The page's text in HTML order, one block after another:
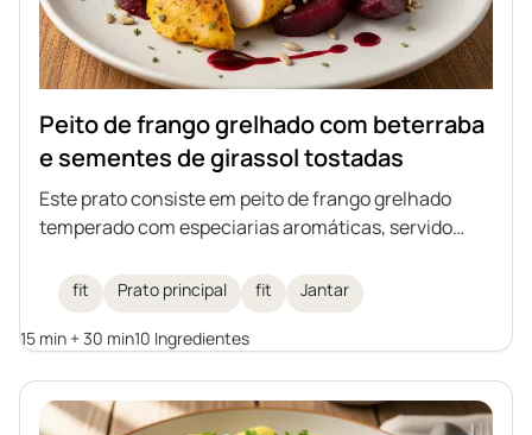
Peito de frango grelhado com beterraba
e sementes de girassol tostadas
Este prato consiste em peito de frango grelhado
temperado com especiarias aromáticas, servido
regado com vinagre balsâmico de framboesa. Um
almoço fitness ideal que combina alto teor de
proteína com a leveza dos vegetais e a crocância
fit Prato principal fit Jantar
15 min + 30 min10 Ingredientes